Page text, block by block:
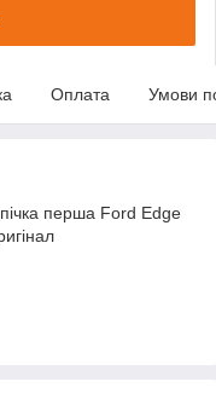
Оплата Умови
перша Ford Edge